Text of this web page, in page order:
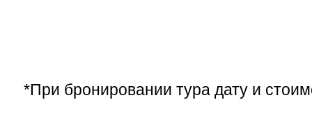
*При бронировании тура дату и